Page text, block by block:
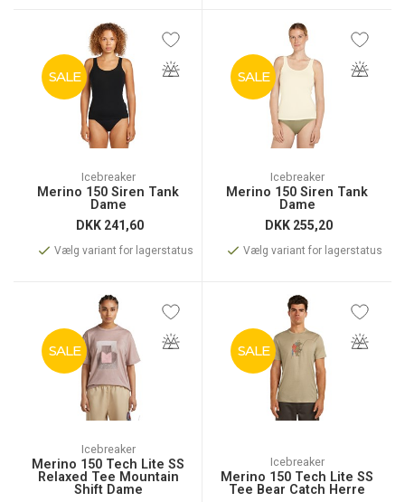
SALE
Icebreaker
Merino 150 Siren Tank
Dame
DKK 241,60
Vælg variant for lagerstatus
SALE
Icebreaker
Merino 150 Siren Tank
Dame
DKK 255,20
Vælg variant for lagerstatus
SALE
Icebreaker
Merino 150 Tech Lite SS
Relaxed Tee Mountain
Shift Dame
SALE
Icebreaker
Merino 150 Tech Lite SS
Tee Bear Catch Herre